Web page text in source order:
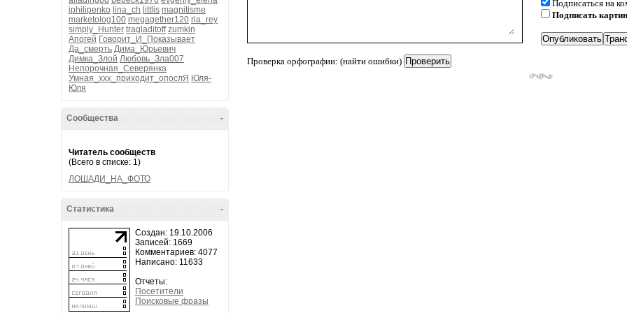
iphilipenko lina_ch littlis magnitisme
marketolog100 megagether120 ria_rey
simply_Hunter tragladitoff zumkin
Апогей Говорит_И_Показывает
Да_смерть Дима_Юрьевич
Димка_Злой Любовь_Зла007
Непорочная_Северянка
Умная_ххх_приходит_опослЯ Юля-
Юля
-
Сообщества
Читатель сообществ
(Всего в списке: 1)
ЛОШАДИ_НА_ФОТО
-
Статистика
Создан: 19.10.2006
Записей: 1669
Комментариев: 4077
Написано: 11633
Отчеты:
Посетители
Поисковые фразы
Проверка орфографии: (найти ошибки)
Подписаться на
Подписать